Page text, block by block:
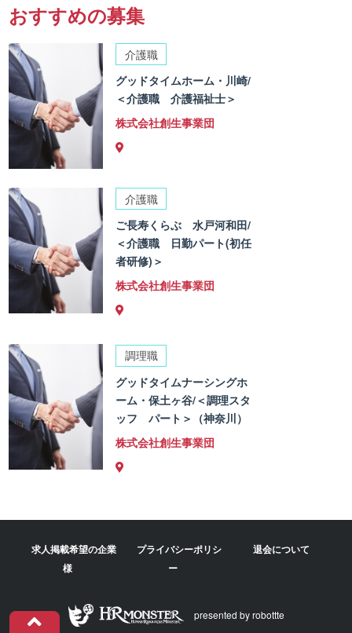
おすすめの募集
介護職
グッドタイムホーム・川崎/
＜介護職 介護福祉士＞
株式会社創生事業団
介護職
ご長寿くらぶ 水戸河和田/
＜介護職 日勤パート(初任
者研修)＞
株式会社創生事業団
調理職
グッドタイムナーシングホ
ーム・保土ヶ谷/＜調理スタ
ッフ パート＞（神奈川）
株式会社創生事業団
求人掲載希望の企業
様
プライバシーポリシ
ー
退会について
presented by robottte